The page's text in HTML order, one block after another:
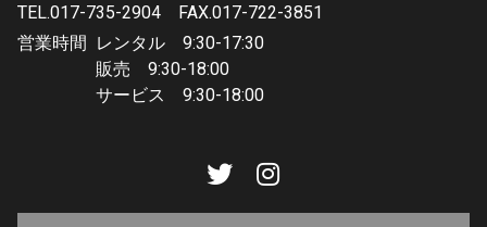
TEL.017-735-2904
FAX.017-722-3851
営業時間
レンタル 9:30-17:30
販売 9:30-18:00
サービス 9:30-18:00